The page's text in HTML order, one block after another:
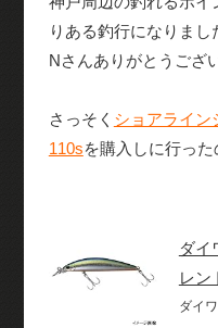
りある釣行になりまし
Nさんありがとうござ
さっそく ショアライン
110sを購入しに行っ
ダイ
レン
ダイ